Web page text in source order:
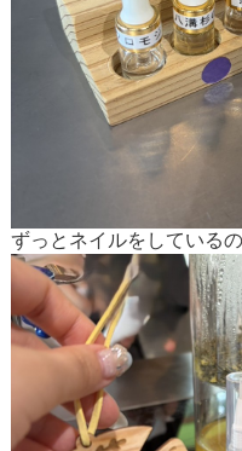
ずっとネイルをしている